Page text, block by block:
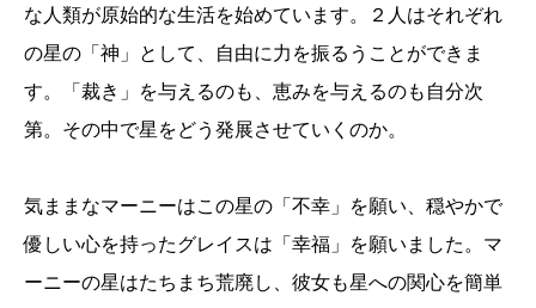
な人類が原始的な生活を始めています。２人はそれぞれ
の星の「神」として、自由に力を振るうことができま
す。「裁き」を与えるのも、恵みを与えるのも自分次
第。その中で星をどう発展させていくのか。
気ままなマーニーはこの星の「不幸」を願い、穏やかで
優しい心を持ったグレイスは「幸福」を願いました。マ
ーニーの星はたちまち荒廃し、彼女も星への関心を簡単